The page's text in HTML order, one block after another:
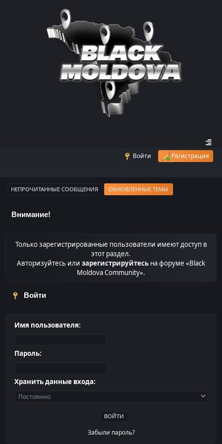
Войти Регистрация
НЕПРОЧИТАННЫЕ СООБЩЕНИЯ ОБНОВЛЁННЫЕ ТЕМЫ
Внимание!
Только зарегистрированные пользователи имеют доступ в
этот раздел.
Авторизуйтесь или зарегистрируйтесь на форуме «Black
Moldova Community».
Войти
Имя пользователя:
Пароль:
Хранить данные входа:
Забыли пароль?